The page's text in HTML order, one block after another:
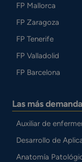
FP Mallorca
FP Zaragoza
FP Tenerife
FP Valladolid
FP Barcelona
Las más
Auxiliar de
Desarrollo de
Anatomía